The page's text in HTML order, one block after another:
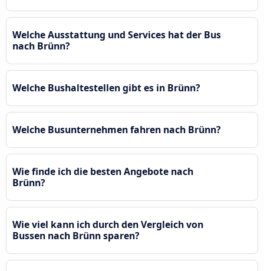
Welche Ausstattung und Services hat der Bus
nach Brünn?
Welche Bushaltestellen gibt es in Brünn?
Welche Busunternehmen fahren nach Brünn?
Wie finde ich die besten Angebote nach
Brünn?
Wie viel kann ich durch den Vergleich von
Bussen nach Brünn sparen?